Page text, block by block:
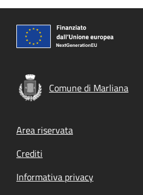
Comune di Marliana
Footer menu
Area riservata
Crediti
Informativa privacy